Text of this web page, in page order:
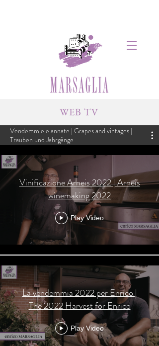
WEB TV
Vendemmie e annate | Grapes and vintages |
Trauben und Jahrgänge
Vinificazione Arneis 2022 | Arneis
winemaking 2022
Play Video
La vendemmia 2022 per Enrico |
The 2022 Harvest for Enrico
Play Video